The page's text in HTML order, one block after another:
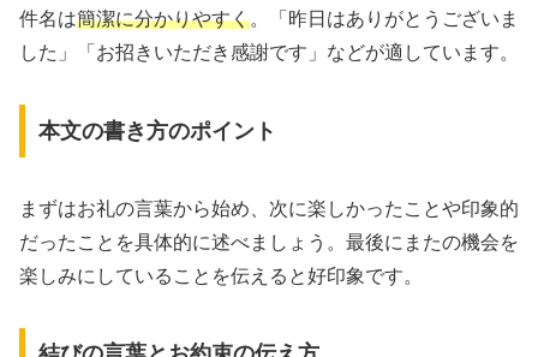
件名は簡潔に分かりやすく。「昨日はありがとうございま
した」「お招きいただき感謝です」などが適しています。
本文の書き方のポイント
まずはお礼の言葉から始め、次に楽しかったことや印象的
だったことを具体的に述べましょう。最後にまたの機会を
楽しみにしていることを伝えると好印象です。